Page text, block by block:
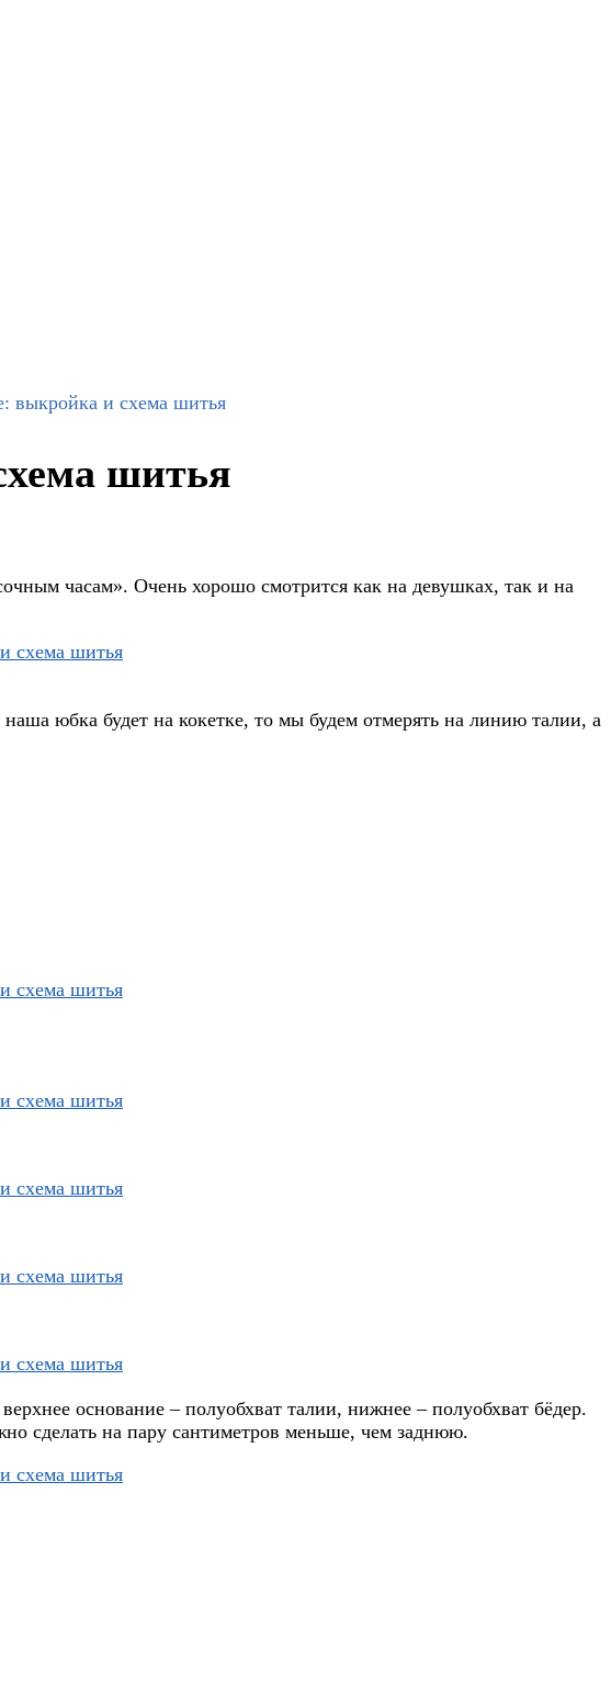
выкройка и схема шитья
шитья
часам». Очень хорошо смотрится как на девушках, так и на
юбка будет на кокетке, то мы будем отмерять на линию талии, а
основание – полуобхват талии, нижнее – полуобхват бёдер.
сделать на пару сантиметров меньше, чем заднюю.